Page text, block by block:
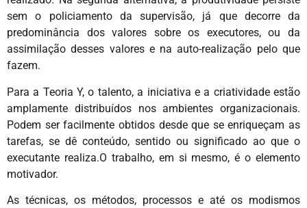
sem o policiamento da supervisão, já que decorre da
predominância dos valores sobre os executores, ou da
assimilação desses valores e na auto-realização pelo que
fazem.
Para a Teoria Y, o talento, a iniciativa e a criatividade estão
amplamente distribuídos nos ambientes organizacionais.
Podem ser facilmente obtidos desde que se enriqueçam as
tarefas, se dê conteúdo, sentido ou significado ao que o
executante realiza.O trabalho, em si mesmo, é o elemento
motivador.
As técnicas, os métodos, processos e até os modismos